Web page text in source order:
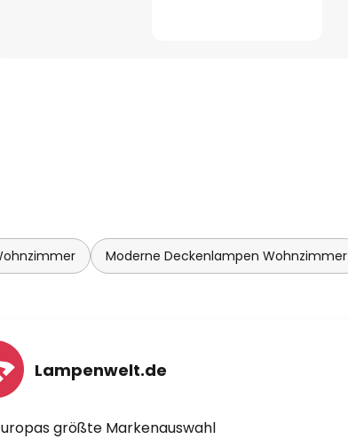
Moderne Deckenlampen Wohnzimmer
Lampenwelt.de
größte Markenauswahl